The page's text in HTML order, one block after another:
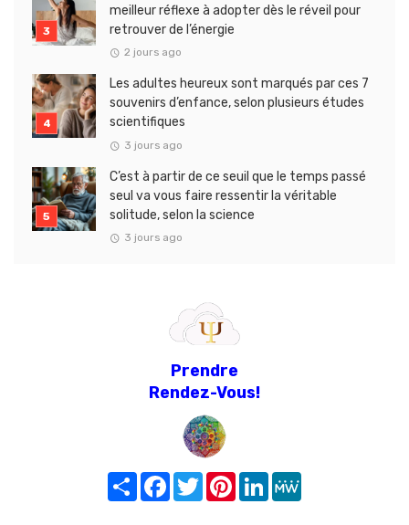
meilleur réflexe à adopter dès le réveil pour
retrouver de l’énergie
2 jours ago
Les adultes heureux sont marqués par ces 7
souvenirs d’enfance, selon plusieurs études
scientifiques
3 jours ago
C’est à partir de ce seuil que le temps passé
seul va vous faire ressentir la véritable
solitude, selon la science
3 jours ago
Prendre
Rendez-Vous!
Share FacebookTwitterPinterest
LinkedIn